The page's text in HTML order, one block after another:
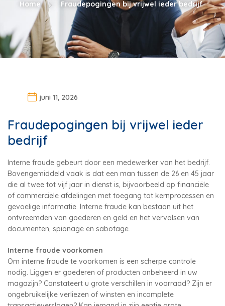
Home Fraudepogingen bij vrijwel ieder bedrijf
juni 11, 2026
Fraudepogingen bij vrijwel ieder
bedrijf
Interne fraude gebeurt door een medewerker van het bedrijf.
Bovengemiddeld vaak is dat een man tussen de 26 en 45 jaar
die al twee tot vijf jaar in dienst is, bijvoorbeeld op financiële
of commerciële afdelingen met toegang tot kernprocessen en
gevoelige informatie. Interne fraude kan bestaan uit het
ontvreemden van goederen en geld en het vervalsen van
documenten, spionage en sabotage.
Interne fraude voorkomen
Om interne fraude te voorkomen is een scherpe controle
nodig. Liggen er goederen of producten onbeheerd in uw
magazijn? Constateert u grote verschillen in voorraad? Zijn er
ongebruikelijke verliezen of winsten en incomplete